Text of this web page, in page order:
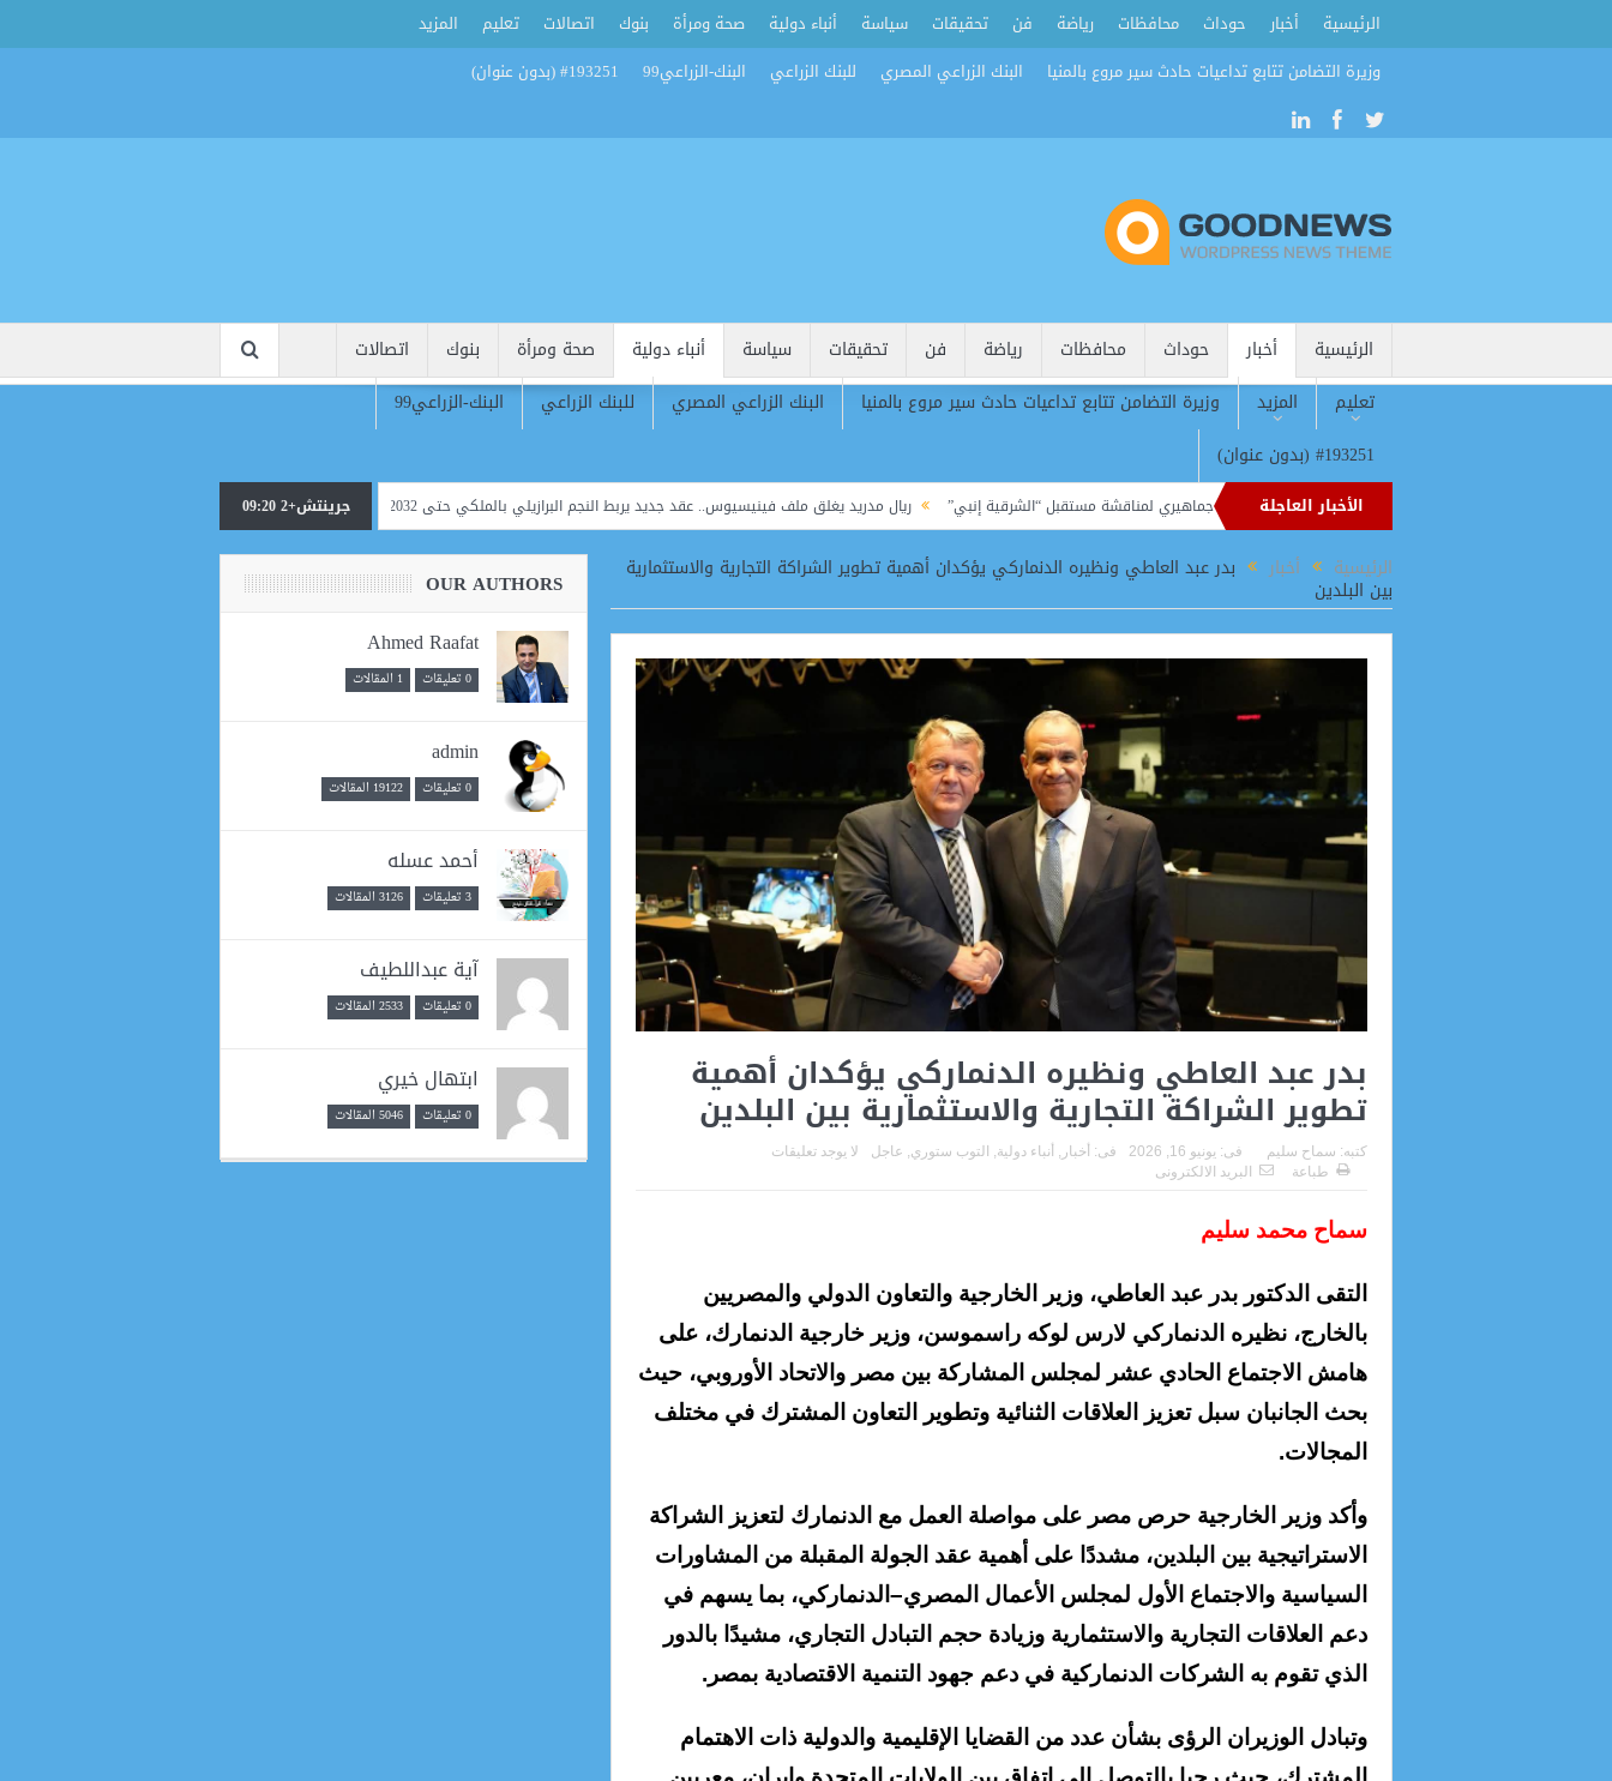
الرئيسية أخبار حوداث محافظات رياضة فن تحقيقات سياسة أنباء دولية صحة ومرأة بنوك اتصالات تعليم
المزيد
وزيرة التضامن تتابع تداعيات حادث سير مروع بالمنيا
البنك الزراعي المصري للبنك الزراعي البنك-الزراعي99 #193251 (بدون عنوان)
الرئيسية أخبار حوداث محافظات رياضة فن تحقيقات سياسة أنباء دولية صحة ومرأة بنوك
اتصالات
تعليم
المزيد وزيرة التضامن تتابع تداعيات حادث سير مروع بالمنيا البنك الزراعي المصري للبنك الزراعي
البنك-الزراعي99
#193251 (بدون عنوان)
الأخبار العاجلة
الشرقية يفتح أبوابه للحوار.. أيمن الشريعي في لقاء جماهيري لمناقشة مستقبل “الشرقية إنبي” ريال مدريد يغلق ملف فينيسيوس.. عقد جديد يربط النجم البرازيلي بالملكي حتى 2032
سر الرقم 61.. لماذا ارتدى محمد صلاح قميص طرابزون قبل الظهور الرسمي؟
تشعل المنافسة.. قمة الأهلي والزمالك تضرب موعدًا مبكرًا في الدوري الممتاز
جرينتش+2 09:20
الرئيسية أخبار بدر عبد العاطي ونظيره الدنماركي يؤكدان أهمية تطوير الشراكة التجارية والاستثمارية
بين البلدين
بدر عبد العاطي ونظيره الدنماركي يؤكدان أهمية
تطوير الشراكة التجارية والاستثمارية بين البلدين
كتبه: سماح سليم فى: يونيو 16, 2026 فى: أخبار , أنباء دولية, التوب ستوري, عاجل
لا يوجد تعليقات
طباعة
البريد الالكترونى
سماح محمد سليم
التقى الدكتور بدر عبد العاطي، وزير الخارجية والتعاون الدولي والمصريين
بالخارج، نظيره الدنماركي لارس لوكه راسموسن، وزير خارجية الدنمارك، على
هامش الاجتماع الحادي عشر لمجلس المشاركة بين مصر والاتحاد الأوروبي، حيث
بحث الجانبان سبل تعزيز العلاقات الثنائية وتطوير التعاون المشترك في مختلف
المجالات.
وأكد وزير الخارجية حرص مصر على مواصلة العمل مع الدنمارك لتعزيز الشراكة
الاستراتيجية بين البلدين، مشددًا على أهمية عقد الجولة المقبلة من المشاورات
السياسية والاجتماع الأول لمجلس الأعمال المصري–الدنماركي، بما يسهم في
دعم العلاقات التجارية والاستثمارية وزيادة حجم التبادل التجاري، مشيدًا بالدور
الذي تقوم به الشركات الدنماركية في دعم جهود التنمية الاقتصادية بمصر.
وتبادل الوزيران الرؤى بشأن عدد من القضايا الإقليمية والدولية ذات الاهتمام
OUR AUTHORS
Ahmed Raafat
0 تعليقات 1 المقالات
admin
0 تعليقات 19122 المقالات
أحمد عسله
3 تعليقات 3126 المقالات
آية عبداللطيف
0 تعليقات 2533 المقالات
ابتهال خيري
0 تعليقات 5046 المقالات